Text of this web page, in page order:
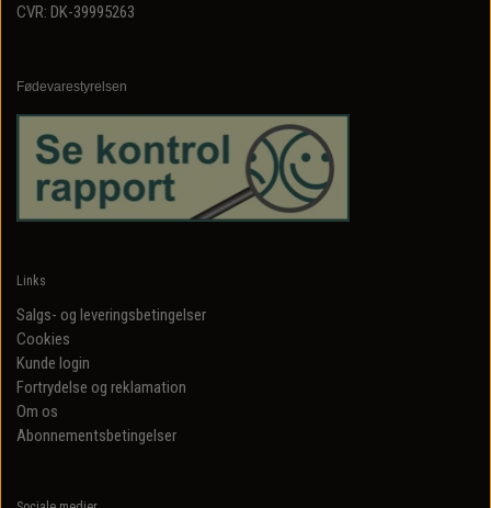
CVR: DK-39995263
Fødevarestyrelsen
Links
Salgs- og leveringsbetingelser
Cookies
Kunde login
Fortrydelse og reklamation
Om os
Abonnementsbetingelser